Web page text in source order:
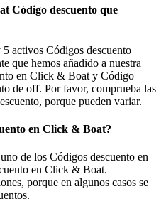
Código descuento que
activos Códigos descuento
que hemos añadido a nuestra
en Click & Boat y Código
de off. Por favor, comprueba las
porque pueden variar.
en Click & Boat?
de los Códigos descuento en
en Click & Boat.
porque en algunos casos se